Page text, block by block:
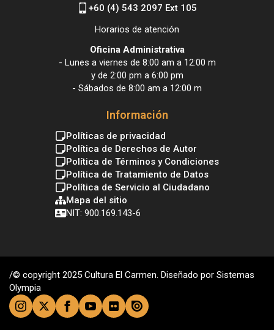
+60 (4) 543 2097 Ext 105
Horarios de atención
Oficina Administrativa
- Lunes a viernes de 8:00 am a 12:00 m
y de 2:00 pm a 6:00 pm
- Sábados de 8:00 am a 12:00 m
Información
Políticas de privacidad
Política de Derechos de Autor
Política de Términos y Condiciones
Política de Tratamiento de Datos
Política de Servicio al Ciudadano
Mapa del sitio
NIT: 900.169.143-6
/© copyright 2025 Cultura El Carmen. Diseñado por Sistemas
Olympia